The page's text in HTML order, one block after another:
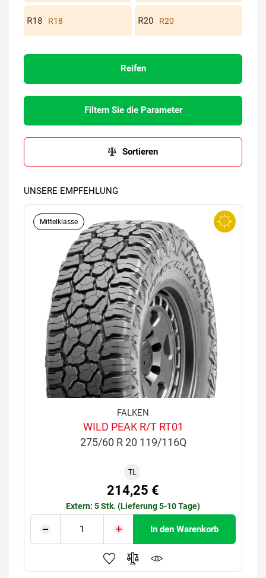
R18 R20
Reifen
Filtern Sie die Parameter
Sortieren
UNSERE EMPFEHLUNG
Mittelklasse
FALKEN
WILD PEAK R/T RT01
275/60 R 20 119/116Q
TL
214,25 €
Extern: 5 Stk. (Lieferung 5-10 Tage)
In den Warenkorb